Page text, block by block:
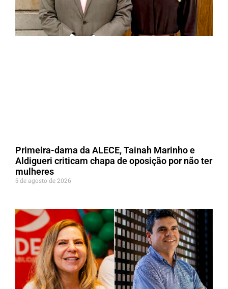
Primeira-dama da ALECE, Tainah Marinho e
Aldigueri criticam chapa de oposição por não ter
mulheres
5 de agosto de 2026